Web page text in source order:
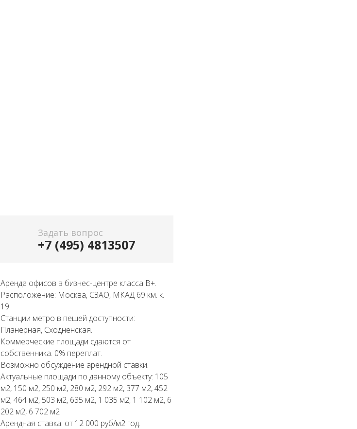
Задать вопрос
+7 (495) 4813507
Аренда офисов в бизнес-центре класса В+.
Расположение: Москва, СЗАО, МКАД 69 км. к.
19.
Станции метро в пешей доступности:
Планерная, Сходненская.
Коммерческие площади сдаются от
собственника. 0% переплат.
Возможно обсуждение арендной ставки.
Актуальные площади по данному объекту: 105
м2, 150 м2, 250 м2, 280 м2, 292 м2, 377 м2, 452
м2, 464 м2, 503 м2, 635 м2, 1 035 м2, 1 102 м2, 6
202 м2, 6 702 м2
Арендная ставка: от 12 000 руб/м2 год.